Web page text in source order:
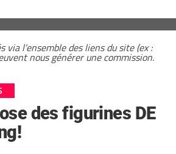
via l'ensemble des liens du site (ex :
nous générer une commission.
des figurines DE